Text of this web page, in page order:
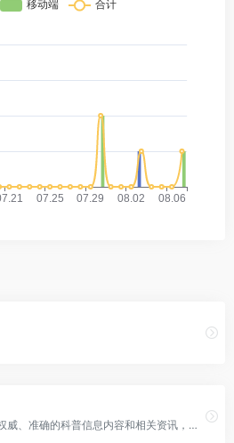
科普中国提供科学、权威、准确的科普信息内容和相关资讯，让科技知识在网上和生活中流行，主要包含科学头条、前沿科技、科普大超市、健康科普、真相揭秘等版块以及优秀科普网站、科普栏目、移动端科普等。